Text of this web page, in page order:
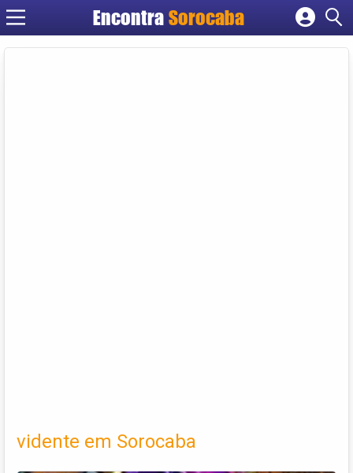
EncontraSorocaba
Cadastrar empresa
vidente em Sorocaba